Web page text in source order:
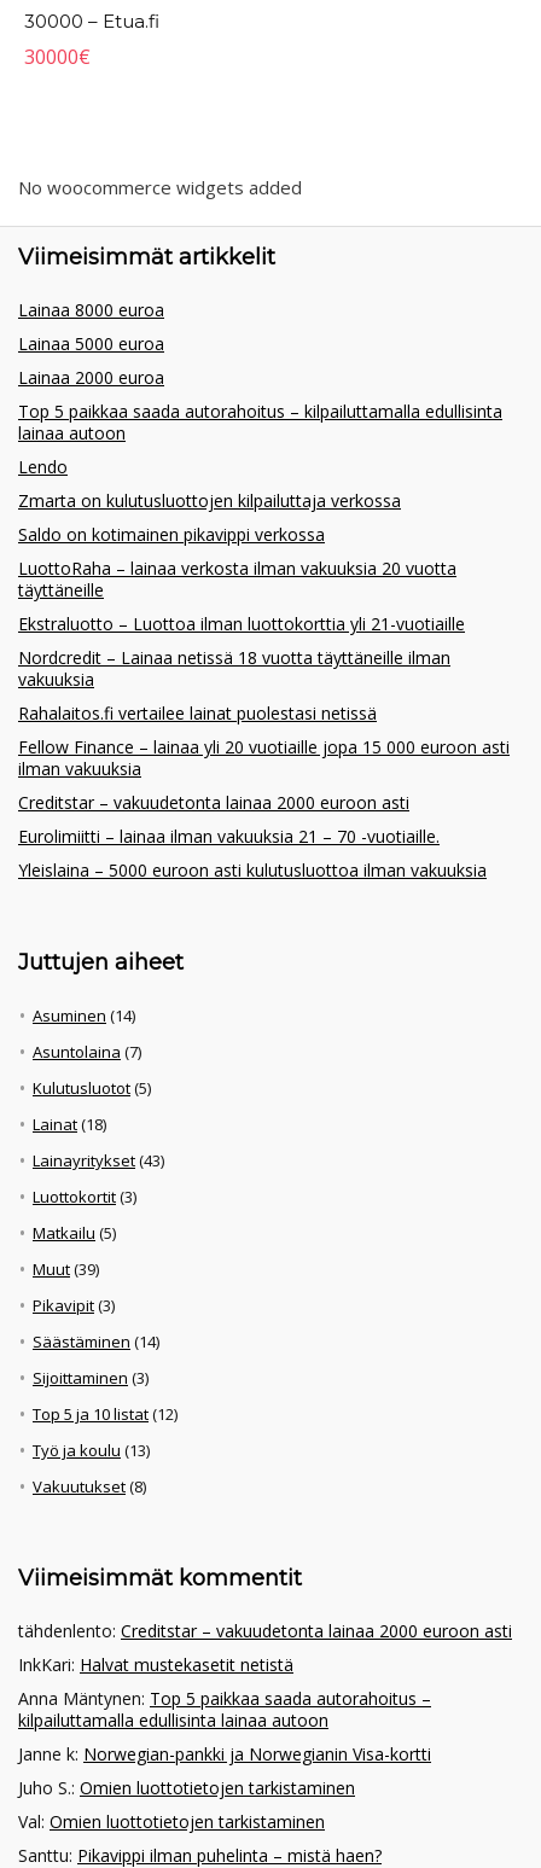
30000 – Etua.fi
30000€
No woocommerce widgets added
Viimeisimmät artikkelit
Lainaa 8000 euroa
Lainaa 5000 euroa
Lainaa 2000 euroa
Top 5 paikkaa saada autorahoitus – kilpailuttamalla edullisinta
lainaa autoon
Lendo
Zmarta on kulutusluottojen kilpailuttaja verkossa
Saldo on kotimainen pikavippi verkossa
LuottoRaha – lainaa verkosta ilman vakuuksia 20 vuotta
täyttäneille
Ekstraluotto – Luottoa ilman luottokorttia yli 21-vuotiaille
Nordcredit – Lainaa netissä 18 vuotta täyttäneille ilman
vakuuksia
Rahalaitos.fi vertailee lainat puolestasi netissä
Fellow Finance – lainaa yli 20 vuotiaille jopa 15 000 euroon asti
ilman vakuuksia
Creditstar – vakuudetonta lainaa 2000 euroon asti
Eurolimiitti – lainaa ilman vakuuksia 21 – 70 -vuotiaille.
Yleislaina – 5000 euroon asti kulutusluottoa ilman vakuuksia
Juttujen aiheet
Asuminen (14)
Asuntolaina (7)
Kulutusluotot(5)
Lainat(18)
Lainayritykset(43)
Luottokortit(3)
Matkailu (5)
Muut(39)
Pikavipit(3)
Säästäminen (14)
Sijoittaminen (3)
Top 5 ja 10 listat(12)
Työ ja koulu (13)
Vakuutukset(8)
Viimeisimmät kommentit
tähdenlento: Creditstar – vakuudetonta lainaa 2000 euroon asti
InkKari: Halvat mustekasetit netistä
Anna Mäntynen: Top 5 paikkaa saada autorahoitus –
kilpailuttamalla edullisinta lainaa autoon
Janne k: Norwegian-pankki ja Norwegianin Visa-kortti
Juho S.: Omien luottotietojen tarkistaminen
Val: Omien luottotietojen tarkistaminen
Santtu: Pikavippi ilman puhelinta – mistä haen?